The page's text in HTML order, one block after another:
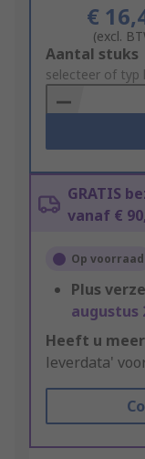
€
(excl.
Add
to
Basket
Aantal stuks
selecteer of typ
GRATIS
vanaf €
Op voorraad
Plus
augustus
Heeft u
leverdata'